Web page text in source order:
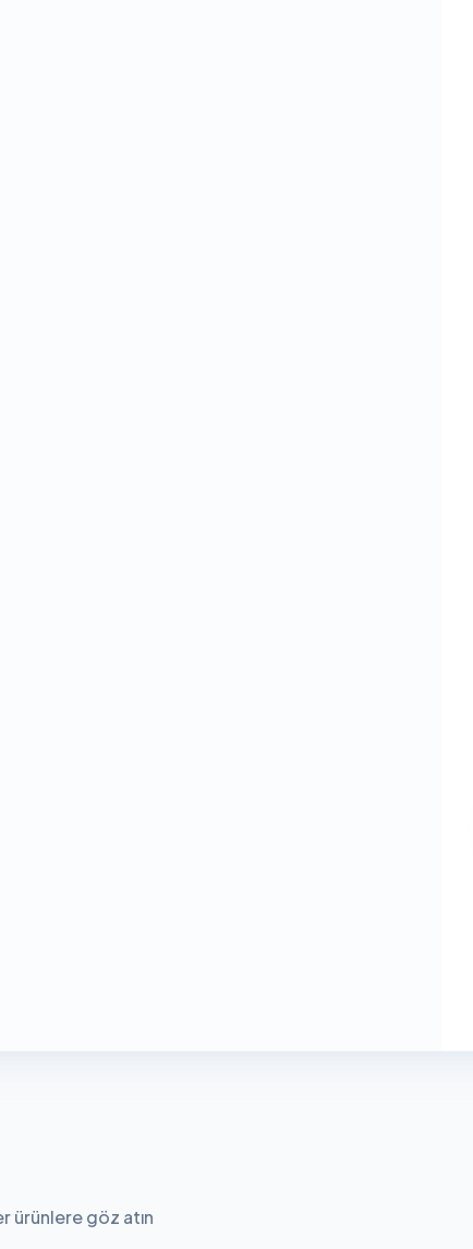
ürünlere göz atın